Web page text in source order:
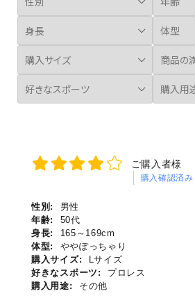
ご購入者様
購入確認済み
性別:
男性
年齢:
50代
身長:
165～169cm
体型:
ややぽっちゃり
購入サイズ:
Lサイズ
好きなスポーツ:
プロレス
購入用途:
その他